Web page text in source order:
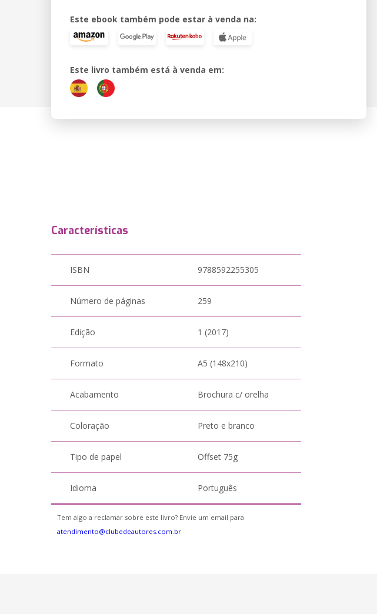
Este ebook também pode estar à venda na:
Este livro também está à venda em:
Características
ISBN 9788592255305
Número de páginas 259
Edição 1 (2017)
Formato A5 (148x210)
Acabamento Brochura c/ orelha
Coloração Preto e branco
Tipo de papel Offset 75g
Idioma Português
Tem algo a reclamar sobre este livro? Envie um email para
atendimento@clubedeautores.com.br